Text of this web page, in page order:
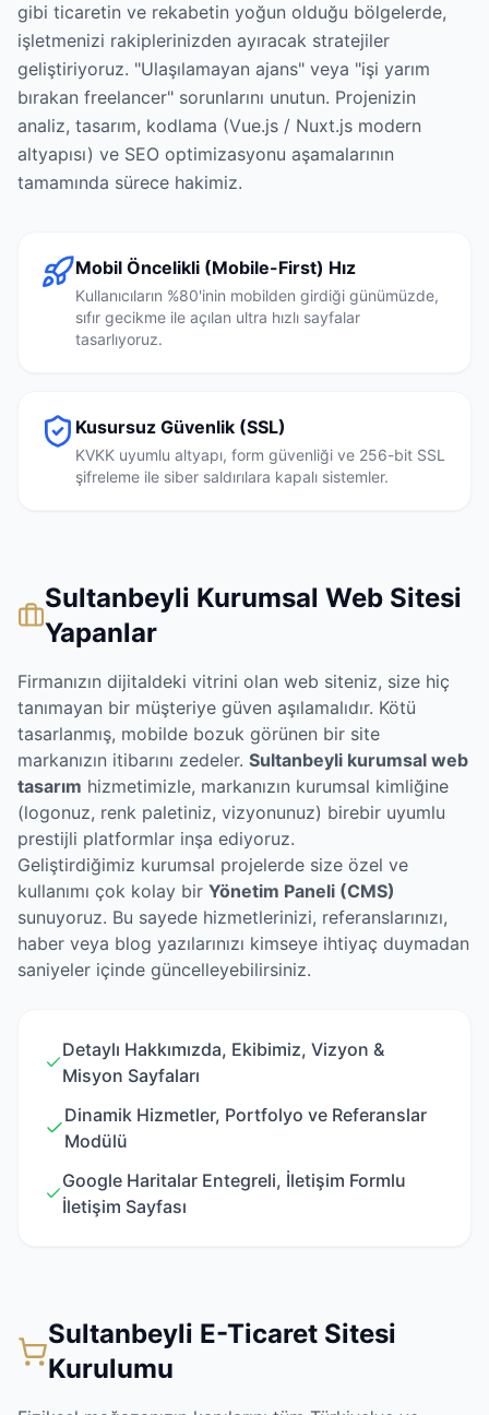
gibi ticaretin ve rekabetin yoğun olduğu bölgelerde,
işletmenizi rakiplerinizden ayıracak stratejiler
geliştiriyoruz. "Ulaşılamayan ajans" veya "işi yarım
bırakan freelancer" sorunlarını unutun. Projenizin
analiz, tasarım, kodlama (Vue.js / Nuxt.js modern
altyapısı) ve SEO optimizasyonu aşamalarının
tamamında sürece hakimiz.
Mobil Öncelikli (Mobile-First) Hız
Kullanıcıların %80'inin mobilden girdiği günümüzde,
sıfır gecikme ile açılan ultra hızlı sayfalar
tasarlıyoruz.
Kusursuz Güvenlik (SSL)
KVKK uyumlu altyapı, form güvenliği ve 256-bit SSL
şifreleme ile siber saldırılara kapalı sistemler.
Sultanbeyli Kurumsal Web Sitesi
Yapanlar
Firmanızın dijitaldeki vitrini olan web siteniz, size hiç
tanımayan bir müşteriye güven aşılamalıdır. Kötü
tasarlanmış, mobilde bozuk görünen bir site
markanızın itibarını zedeler. Sultanbeyli kurumsal web
tasarım hizmetimizle, markanızın kurumsal kimliğine
(logonuz, renk paletiniz, vizyonunuz) birebir uyumlu
prestijli platformlar inşa ediyoruz.
Geliştirdiğimiz kurumsal projelerde size özel ve
kullanımı çok kolay bir Yönetim Paneli (CMS)
sunuyoruz. Bu sayede hizmetlerinizi, referanslarınızı,
haber veya blog yazılarınızı kimseye ihtiyaç duymadan
saniyeler içinde güncelleyebilirsiniz.
Detaylı Hakkımızda, Ekibimiz, Vizyon &
Misyon Sayfaları
Dinamik Hizmetler, Portfolyo ve Referanslar
Modülü
Google Haritalar Entegreli, İletişim Formlu
İletişim Sayfası
Sultanbeyli E-Ticaret Sitesi
Kurulumu